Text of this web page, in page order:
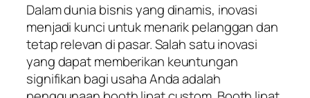
Dalam dunia bisnis yang dinamis, inovasi
menjadi kunci untuk menarik pelanggan dan
tetap relevan di pasar. Salah satu inovasi
yang dapat memberikan keuntungan
signifikan bagi usaha Anda adalah